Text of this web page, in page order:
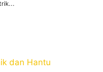
dan Hantu